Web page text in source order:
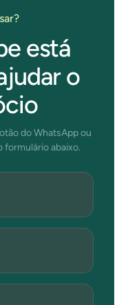
está
o
do WhatsApp ou
formulário abaixo.